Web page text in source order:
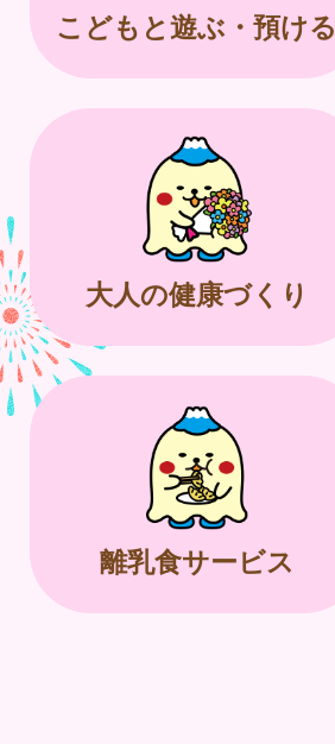
こどもと遊ぶ・預ける
大人の健康づくり
離乳食サービス